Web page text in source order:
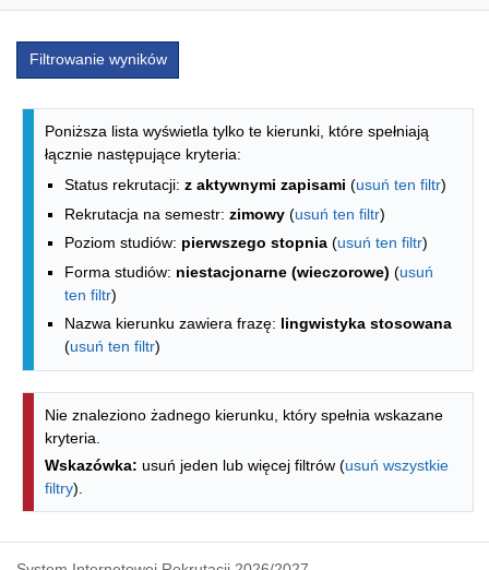
Filtrowanie wyników
Lista kierunków - indeks alfabetyczny
Poniższa lista wyświetla tylko te kierunki, które spełniają
łącznie następujące kryteria:
Status rekrutacji: z aktywnymi zapisami (usuń ten filtr)
Rekrutacja na semestr: zimowy (usuń ten filtr)
Poziom studiów: pierwszego stopnia (usuń ten filtr)
Forma studiów: niestacjonarne (wieczorowe) (usuń
ten filtr)
Nazwa kierunku zawiera frazę: lingwistyka stosowana
(usuń ten filtr)
Nie znaleziono żadnego kierunku, który spełnia wskazane
kryteria.
Wskazówka: usuń jeden lub więcej filtrów (usuń wszystkie
filtry).